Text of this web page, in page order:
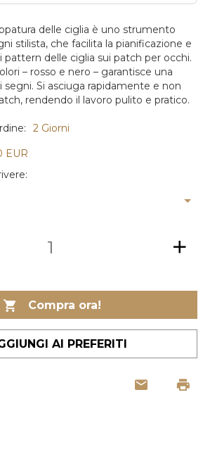
delle ciglia è uno strumento
stilista, che facilita la pianificazione e
pattern delle ciglia sui patch per occhi.
– rosso e nero – garantisce una
Si asciuga rapidamente e non
rendendo il lavoro pulito e pratico.
2 Giorni
EUR
Compra ora!
AI PREFERITI